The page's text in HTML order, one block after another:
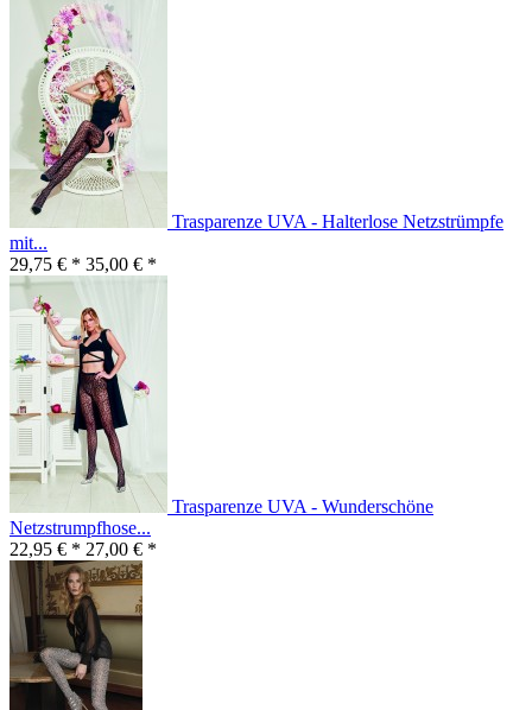
Trasparenze UVA - Halterlose Netzstrümpfe
mit...
29,75 € * 35,00 € *
Trasparenze UVA - Wunderschöne
Netzstrumpfhose...
22,95 € * 27,00 € *